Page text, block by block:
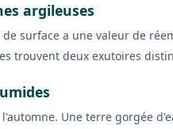
argileuses
surface a une valeur de
trouvent deux exutoires
Une terre gorgée